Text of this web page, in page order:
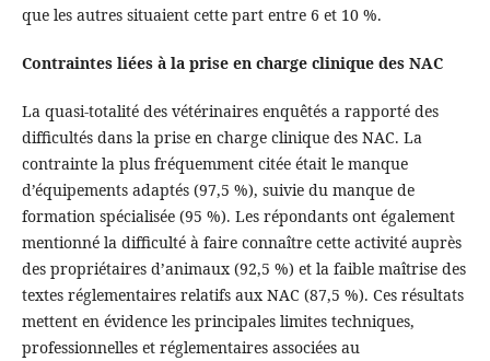
que les autres situaient cette part entre 6 et 10 %.
Contraintes liées à la prise en charge clinique des NAC
La quasi-totalité des vétérinaires enquêtés a rapporté des
difficultés dans la prise en charge clinique des NAC. La
contrainte la plus fréquemment citée était le manque
d’équipements adaptés (97,5 %), suivie du manque de
formation spécialisée (95 %). Les répondants ont également
mentionné la difficulté à faire connaître cette activité auprès
des propriétaires d’animaux (92,5 %) et la faible maîtrise des
textes réglementaires relatifs aux NAC (87,5 %). Ces résultats
mettent en évidence les principales limites techniques,
professionnelles et réglementaires associées au